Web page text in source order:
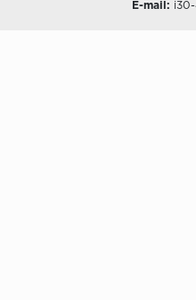
E-mail: i30-